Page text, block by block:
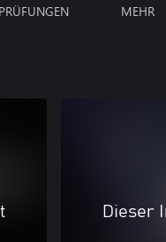
MEHR
Dieser